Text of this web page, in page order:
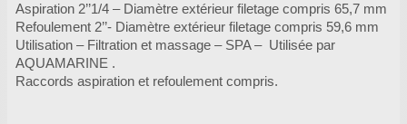
Aspiration 2’’1/4 – Diamètre extérieur filetage compris 65,7 mm
Refoulement 2’’- Diamètre extérieur filetage compris 59,6 mm
Utilisation – Filtration et massage – SPA – Utilisée par
AQUAMARINE .
Raccords aspiration et refoulement compris.